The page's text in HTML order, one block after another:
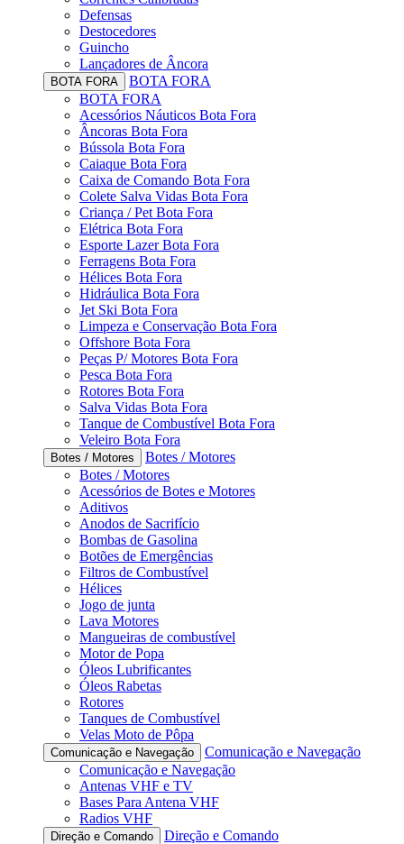
Defensas
Destocedores
Guincho
Lançadores de Âncora
BOTA FORA
BOTA FORA
BOTA FORA
Acessórios Náuticos Bota Fora
Âncoras Bota Fora
Bússola Bota Fora
Caiaque Bota Fora
Caixa de Comando Bota Fora
Colete Salva Vidas Bota Fora
Criança / Pet Bota Fora
Elétrica Bota Fora
Esporte Lazer Bota Fora
Ferragens Bota Fora
Hélices Bota Fora
Hidráulica Bota Fora
Jet Ski Bota Fora
Limpeza e Conservação Bota Fora
Offshore Bota Fora
Peças P/ Motores Bota Fora
Pesca Bota Fora
Rotores Bota Fora
Salva Vidas Bota Fora
Tanque de Combustível Bota Fora
Veleiro Bota Fora
Botes / Motores
Botes / Motores
Botes / Motores
Acessórios de Botes e Motores
Aditivos
Anodos de Sacrifício
Bombas de Gasolina
Botões de Emergências
Filtros de Combustível
Hélices
Jogo de junta
Lava Motores
Mangueiras de combustível
Motor de Popa
Óleos Lubrificantes
Óleos Rabetas
Rotores
Tanques de Combustível
Velas Moto de Pôpa
Comunicação e Navegação
Comunicação e Navegação
Comunicação e Navegação
Antenas VHF e TV
Bases Para Antena VHF
Radios VHF
Direção e Comando
Direção e Comando